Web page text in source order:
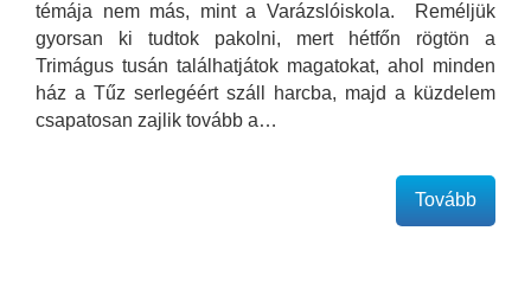
témája nem más, mint a Varázslóiskola. Reméljük
gyorsan ki tudtok pakolni, mert hétfőn rögtön a
Trimágus tusán találhatjátok magatokat, ahol minden
ház a Tűz serlegéért száll harcba, majd a küzdelem
csapatosan zajlik tovább a…
Tovább